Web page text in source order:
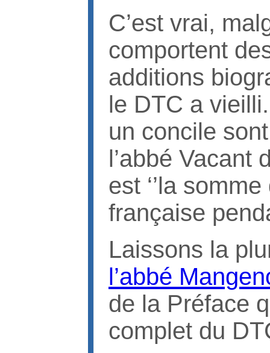
C’est vrai,
comportent
additions
le DTC a
un concile
l’abbé Vacant
est ‘’la
française
Laissons la
l’abbé
de la Préface
complet du